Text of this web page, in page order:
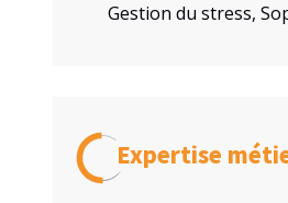
Gestion du stress,
Expertise